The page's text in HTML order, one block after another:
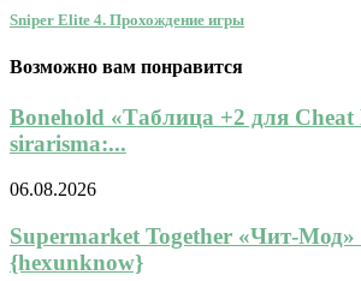
Sniper Elite 4. Прохождение игры
Возможно вам понравится
Bonehold «Таблица +2 для Cheat
sirarisma:...
06.08.2026
Supermarket Together «Чит-Мод»
{hexunknow}